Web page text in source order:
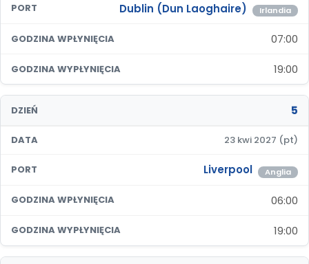
PORT Dublin (Dun Laoghaire) Irlandia
GODZINA WPŁYNIĘCIA 07:00
GODZINA WYPŁYNIĘCIA 19:00
DZIEŃ 5
DATA 23 kwi 2027 (pt)
PORT Liverpool Anglia
GODZINA WPŁYNIĘCIA 06:00
GODZINA WYPŁYNIĘCIA 19:00